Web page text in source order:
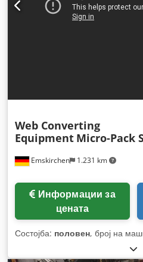
Emskirchen 1.231 km
Web Converting
Equipment Micro-Pack
цената
Состојба: половен, број на